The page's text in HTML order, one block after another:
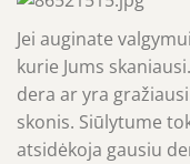
Jei auginate
kurie Jums
dera ar yra
skonis. Siūlytume
atsidėkoja gausiu